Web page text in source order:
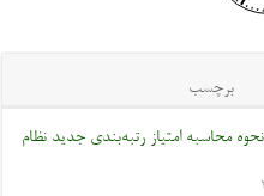
برچسب
محاسبه امتیاز رتبه‌بندی جدید نظام